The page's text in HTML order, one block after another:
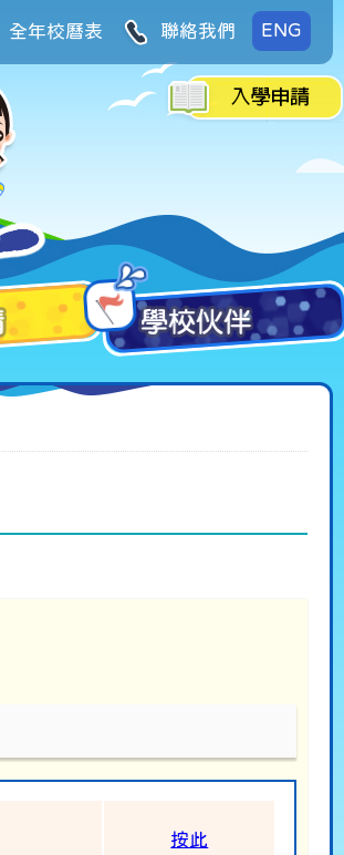
全年校曆表 聯絡我們 ENG
按此